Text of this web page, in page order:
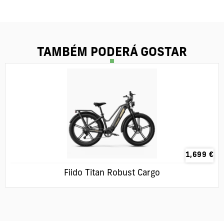
TAMBÉM PODERÁ GOSTAR
1,699 €
Fiido Titan Robust Cargo